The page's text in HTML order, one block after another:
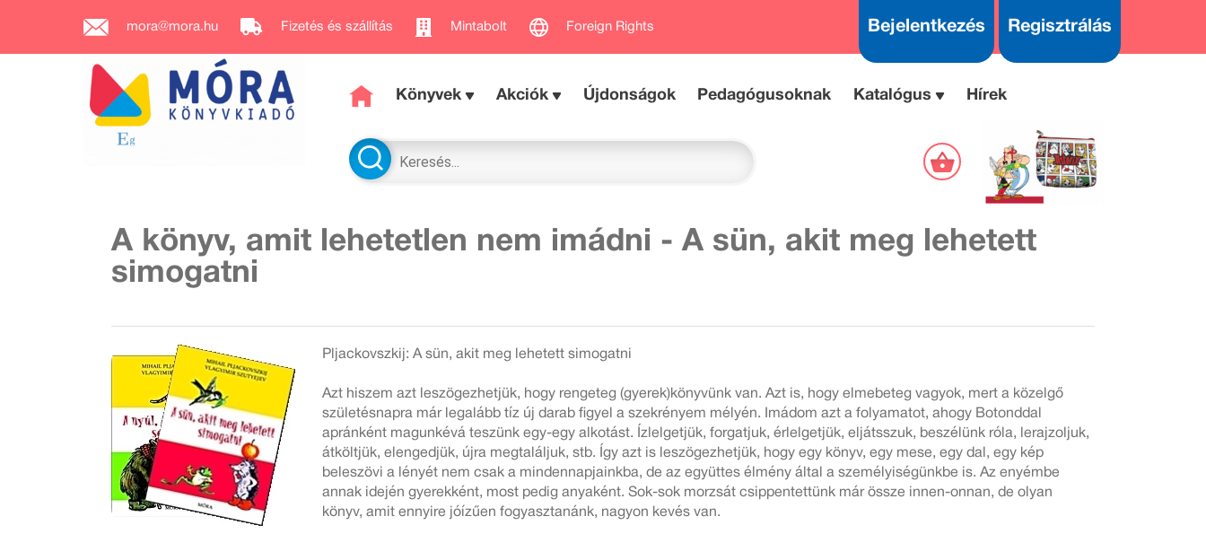
mora@mora.hu Fizetés és szállítás Mintabolt Foreign Rights Bejelentkezés Regisztrálás
Könyvek Akciók Újdonságok Pedagógusoknak Katalógus Hírek
A könyv, amit lehetetlen nem imádni - A sün, akit meg lehetett
simogatni
Pljackovszkij: A sün, akit meg lehetett simogatni
Azt hiszem azt leszögezhetjük, hogy rengeteg (gyerek)könyvünk van. Azt is, hogy elmebeteg vagyok, mert a közelgő
születésnapra már legalább tíz új darab figyel a szekrényem mélyén. Imádom azt a folyamatot, ahogy Botonddal
apránként magunkévá teszünk egy-egy alkotást. Ízlelgetjük, forgatjuk, érlelgetjük, eljátsszuk, beszélünk róla, lerajzoljuk,
átköltjük, elengedjük, újra megtaláljuk, stb. Így azt is leszögezhetjük, hogy egy könyv, egy mese, egy dal, egy kép
beleszövi a lényét nem csak a mindennapjainkba, de az együttes élmény által a személyiségünkbe is. Az enyémbe
annak idején gyerekként, most pedig anyaként. Sok-sok morzsát csippentettünk már össze innen-onnan, de olyan
könyv, amit ennyire jóízűen fogyasztanánk, nagyon kevés van.